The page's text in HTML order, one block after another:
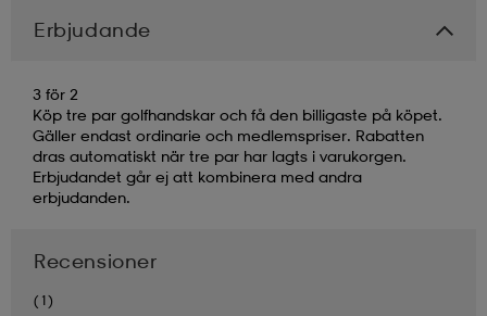
Erbjudande
3 för 2
Köp tre par golfhandskar och få den billigaste på köpet.
Gäller endast ordinarie och medlemspriser. Rabatten
dras automatiskt när tre par har lagts i varukorgen.
Erbjudandet går ej att kombinera med andra
erbjudanden.
Recensioner
(1)